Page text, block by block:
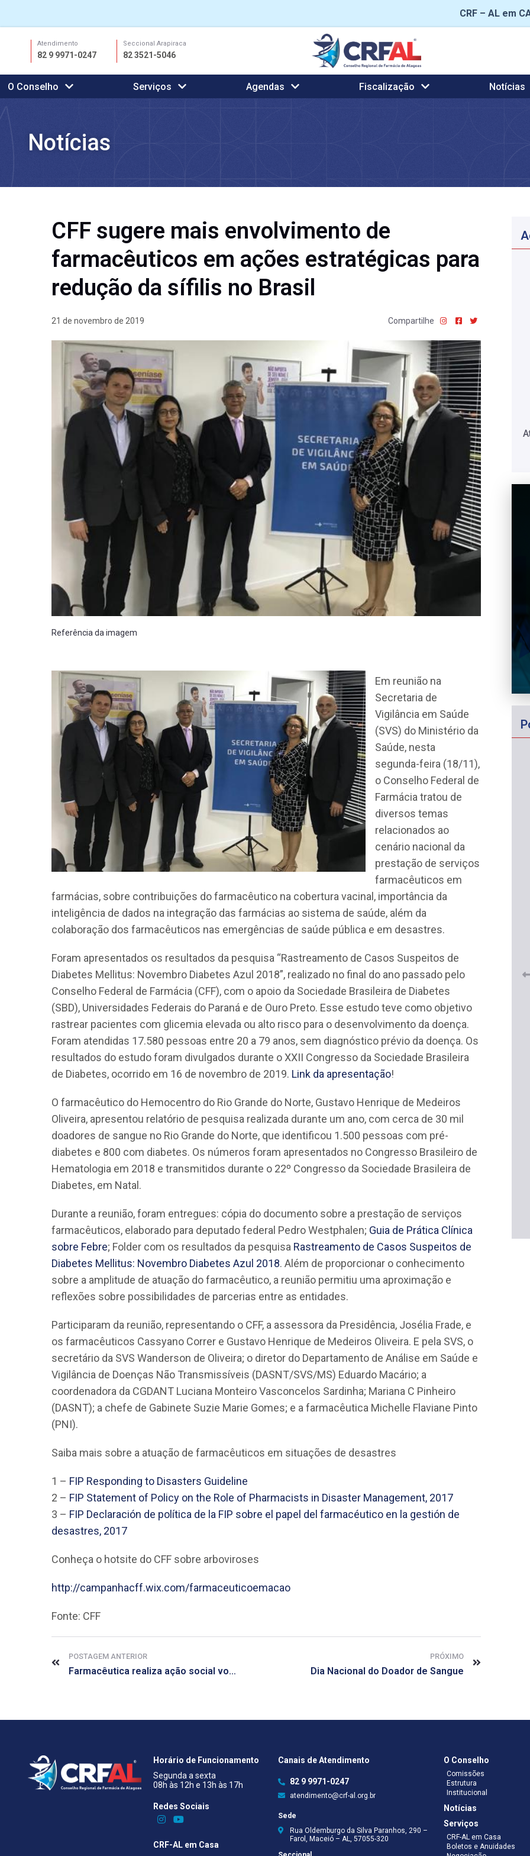
CRF – AL em
conteúdo
Atendimento
82 9 9971-0247
Seccional Arapiraca
82 3521-5046
O Conselho Serviços Agendas Fiscalização Notícias
Notícias
CFF sugere mais envolvimento de
farmacêuticos em ações estratégicas para
redução da sífilis no Brasil
21 de novembro de 2019 Compartilhe
Referência da imagem
Em reunião na
Secretaria de
Vigilância em Saúde
(SVS) do Ministério da
Saúde, nesta
segunda-feira (18/11),
o Conselho Federal de
Farmácia tratou de
diversos temas
relacionados ao
cenário nacional da
prestação de serviços
farmacêuticos em
farmácias, sobre contribuições do farmacêutico na cobertura vacinal, importância da
inteligência de dados na integração das farmácias ao sistema de saúde, além da
colaboração dos farmacêuticos nas emergências de saúde pública e em desastres.
Foram apresentados os resultados da pesquisa “Rastreamento de Casos Suspeitos de
Diabetes Mellitus: Novembro Diabetes Azul 2018”, realizado no final do ano passado pelo
Conselho Federal de Farmácia (CFF), com o apoio da Sociedade Brasileira de Diabetes
(SBD), Universidades Federais do Paraná e de Ouro Preto. Esse estudo teve como objetivo
rastrear pacientes com glicemia elevada ou alto risco para o desenvolvimento da doença.
Foram atendidas 17.580 pessoas entre 20 a 79 anos, sem diagnóstico prévio da doença. Os
resultados do estudo foram divulgados durante o XXII Congresso da Sociedade Brasileira
de Diabetes, ocorrido em 16 de novembro de 2019. Link da apresentação!
O farmacêutico do Hemocentro do Rio Grande do Norte, Gustavo Henrique de Medeiros
Oliveira, apresentou relatório de pesquisa realizada durante um ano, com cerca de 30 mil
doadores de sangue no Rio Grande do Norte, que identificou 1.500 pessoas com pré-
diabetes e 800 com diabetes. Os números foram apresentados no Congresso Brasileiro de
Hematologia em 2018 e transmitidos durante o 22º Congresso da Sociedade Brasileira de
Diabetes, em Natal.
Durante a reunião, foram entregues: cópia do documento sobre a prestação de serviços
farmacêuticos, elaborado para deputado federal Pedro Westphalen; Guia de Prática Clínica
sobre Febre; Folder com os resultados da pesquisa Rastreamento de Casos Suspeitos de
Diabetes Mellitus: Novembro Diabetes Azul 2018. Além de proporcionar o conhecimento
sobre a amplitude de atuação do farmacêutico, a reunião permitiu uma aproximação e
reflexões sobre possibilidades de parcerias entre as entidades.
Participaram da reunião, representando o CFF, a assessora da Presidência, Josélia Frade, e
os farmacêuticos Cassyano Correr e Gustavo Henrique de Medeiros Oliveira. E pela SVS, o
secretário da SVS Wanderson de Oliveira; o diretor do Departamento de Análise em Saúde e
Vigilância de Doenças Não Transmissíveis (DASNT/SVS/MS) Eduardo Macário; a
coordenadora da CGDANT Luciana Monteiro Vasconcelos Sardinha; Mariana C Pinheiro
(DASNT); a chefe de Gabinete Suzie Marie Gomes; e a farmacêutica Michelle Flaviane Pinto
(PNI).
Saiba mais sobre a atuação de farmacêuticos em situações de desastres
1 – FIP Responding to Disasters Guideline
2 – FIP Statement of Policy on the Role of Pharmacists in Disaster Management, 2017
3 – FIP Declaración de política de la FIP sobre el papel del farmacéutico en la gestión de
desastres, 2017
Conheça o hotsite do CFF sobre arboviroses
http://campanhacff.wix.com/farmaceuticoemacao
Fonte: CFF
POSTAGEM ANTERIOR
Farmacêutica realiza ação social voltada ao Dia Mundial da Diabetes
PRÓXIMO
Dia Nacional do Doador de Sangue
CRF-AL reforça importância do
farmacêutico em nova resolução
da Anvisa sobre medicamentos à
29 de janeiro de 2026
CRF-AL renova parceria com
CRF-SP e garante continuidade
do acesso gratuito à Academia
26 de maio de 2026
Horário de Funcionamento
Segunda a sexta
08h às 12h e 13h às 17h
Redes Sociais​
CRF-AL em Casa
Canais de Atendimento
82 9 9971-0247
atendimento@crf-al.org.br
Sede
Rua Oldemburgo da Silva Paranhos, 290 –
Farol, Maceió – AL, 57055-320
O Conselho
Comissões
Estrutura
Institucional
Notícias
Serviços
CRF-AL em Casa
Boletos e Anuidades